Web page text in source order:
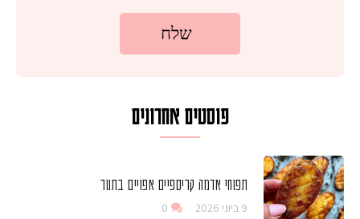
פוסטים אחרונים
תפוחי אדמה קריספיים אפויים בתנור
9 ביוני 2026 0